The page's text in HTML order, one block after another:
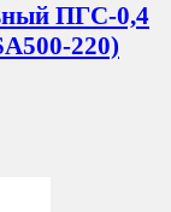
ПГС-0,4
220)